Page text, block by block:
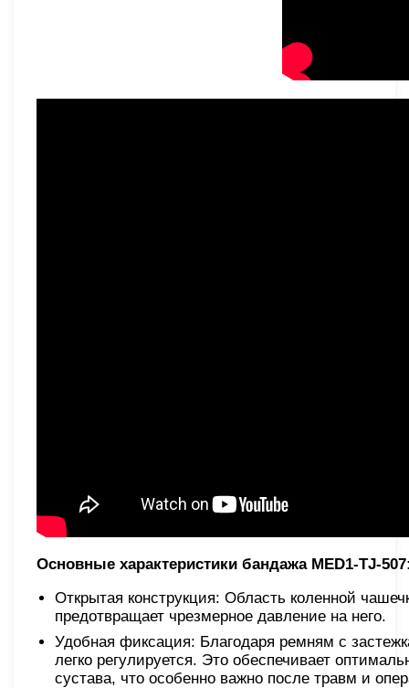
Основные характеристики бандажа MED1-TJ-
Открытая конструкция: Область коленной
предотвращает чрезмерное давление на него.
Удобная фиксация: Благодаря ремням с
легко регулируется. Это обеспечивает
сустава, что особенно важно после травм и